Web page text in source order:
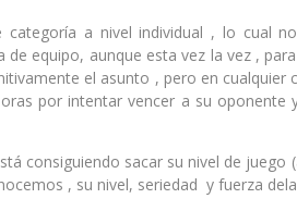
a nivel individual , lo cual
equipo, aunque esta vez la vez ,
el asunto , pero en
por intentar vencer a su
consiguiendo sacar su nivel de
, su nivel, seriedad y fuerza